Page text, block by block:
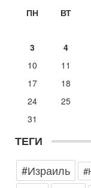
Вокруг
разгорается
Президент США
возможность
Вчера, 16:55
Арабо-
Может ли в
политическим
6-08-2026, 17:49
Оснащен ли
оружием?
ПН
ВТ
3
4
10
11
17
18
24
25
31
ТЕГИ
#Израиль